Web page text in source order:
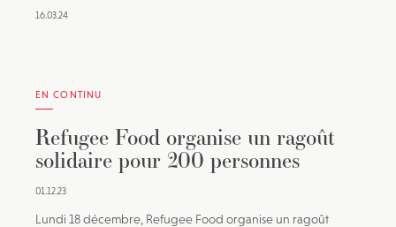
16.03.24
EN CONTINU
Refugee Food organise un ragoût
solidaire pour 200 personnes
01.12.23
Lundi 18 décembre, Refugee Food organise un ragoût